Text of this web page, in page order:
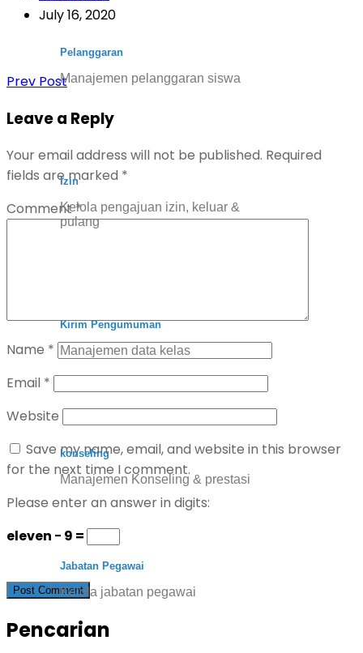
Pelanggaran
Manajemen pelanggaran siswa
Izin
Kelola pengajuan izin, keluar &
pulang
Kirim Pengumuman
Manajemen data kelas
konseling
Manajemen Konseling & prestasi
Jabatan Pegawai
Kelola jabatan pegawai
July 16, 2020
Prev Post
Leave a Reply
Your email address will not be published. Required
fields are marked *
Comment*
Name *
Email *
Website
Save my name, email, and website in this browser
for the next time I comment.
Please enter an answer in digits:
eleven − 9 =
Pencarian